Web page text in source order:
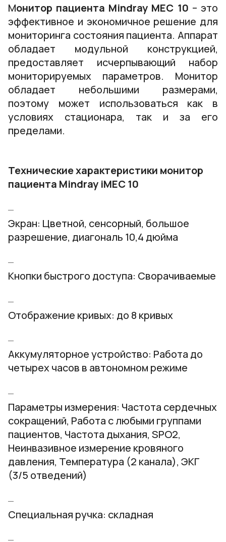
Монитор пациента Mindray MEC 10 – это
эффективное и экономичное решение для
мониторинга состояния пациента. Аппарат
обладает модульной конструкцией,
предоставляет исчерпывающий набор
мониторируемых параметров. Монитор
обладает небольшими размерами,
поэтому может использоваться как в
условиях стационара, так и за его
пределами.
Технические характеристики монитор
пациента Mindray iMEC 10
Экран: Цветной, сенсорный, большое
разрешение, диагональ 10,4 дюйма
Кнопки быстрого доступа: Сворачиваемые
Отображение кривых: до 8 кривых
Аккумуляторное устройство: Работа до
четырех часов в автономном режиме
Параметры измерения: Частота сердечных
сокращений, Работа с любыми группами
пациентов, Частота дыхания, SPO2,
Неинвазивное измерение кровяного
давления, Температура (2 канала), ЭКГ
(3/5 отведений)
Специальная ручка: складная